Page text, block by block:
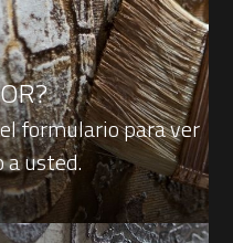
formulario para ver
a usted.